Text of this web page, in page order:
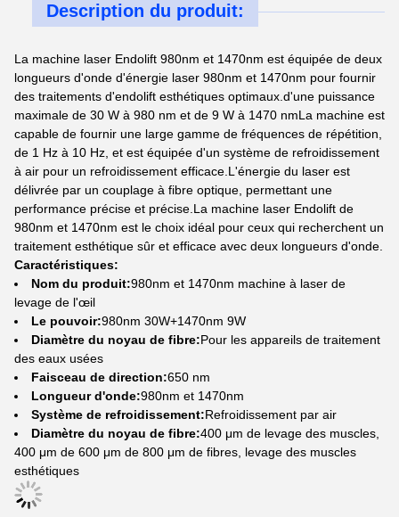
Description du produit:
La machine laser Endolift 980nm et 1470nm est équipée de deux
longueurs d'onde d'énergie laser 980nm et 1470nm pour fournir
des traitements d'endolift esthétiques optimaux.d'une puissance
maximale de 30 W à 980 nm et de 9 W à 1470 nmLa machine est
capable de fournir une large gamme de fréquences de répétition,
de 1 Hz à 10 Hz, et est équipée d'un système de refroidissement
à air pour un refroidissement efficace.L'énergie du laser est
délivrée par un couplage à fibre optique, permettant une
performance précise et précise.La machine laser Endolift de
980nm et 1470nm est le choix idéal pour ceux qui recherchent un
traitement esthétique sûr et efficace avec deux longueurs d'onde.
Caractéristiques:
Nom du produit:980nm et 1470nm machine à laser de
levage de l'œil
Le pouvoir:980nm 30W+1470nm 9W
Diamètre du noyau de fibre:Pour les appareils de traitement
des eaux usées
Faisceau de direction:650 nm
Longueur d'onde:980nm et 1470nm
Système de refroidissement:Refroidissement par air
Diamètre du noyau de fibre:400 μm de levage des muscles,
400 μm de 600 μm de 800 μm de fibres, levage des muscles
esthétiques